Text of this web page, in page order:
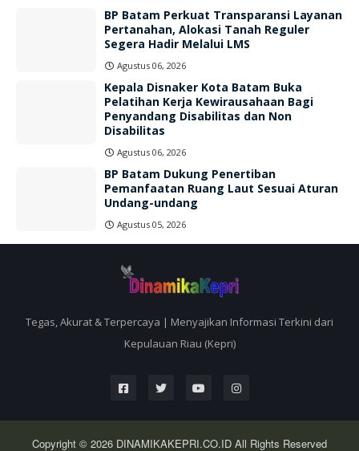
BP Batam Perkuat Transparansi Layanan
Pertanahan, Alokasi Tanah Reguler
Segera Hadir Melalui LMS
Agustus 06, 2026
Kepala Disnaker Kota Batam Buka
Pelatihan Kerja Kewirausahaan Bagi
Penyandang Disabilitas dan Non
Disabilitas
Agustus 06, 2026
BP Batam Dukung Penertiban
Pemanfaatan Ruang Laut Sesuai Aturan
Undang-undang
Agustus 05, 2026
Tegas, Akurat & Terpercaya | Menyajikan Informasi Terkini dari
Kepulauan Riau (Kepri)
Copyright © 2026 DINAMIKAKEPRI.CO.ID All Rights Reserved